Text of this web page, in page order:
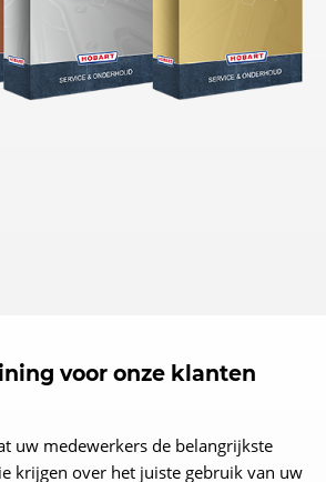
voor onze klanten
uw medewerkers de belangrijkste
krijgen over het juiste gebruik van uw